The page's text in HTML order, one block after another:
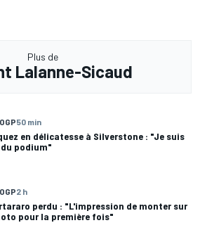
Plus de
Lalanne-Sicaud
50 min
en délicatesse à Silverstone : "Je suis
podium"
2 h
perdu : "L'impression de monter sur
pour la première fois"